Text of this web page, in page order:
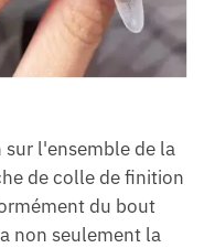
l'ensemble de la
de colle de finition
du bout
non seulement la